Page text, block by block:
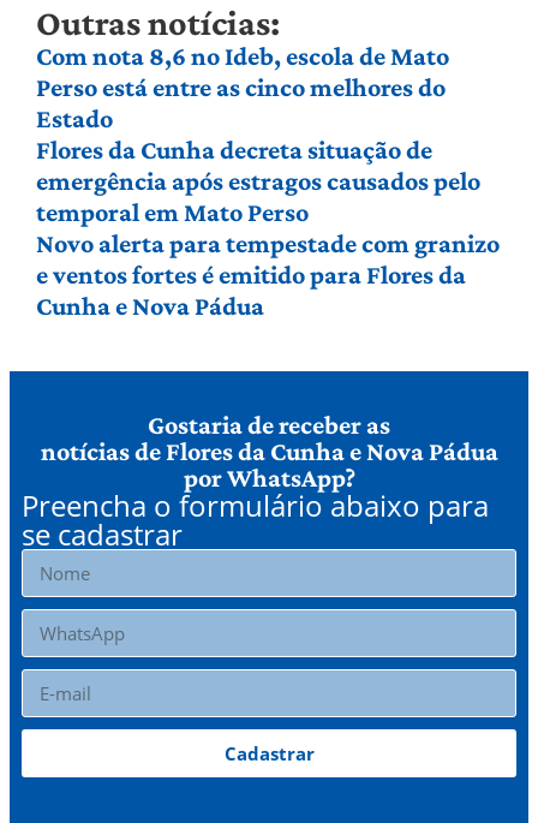
Outras notícias:
Com nota 8,6 no Ideb, escola de Mato
Perso está entre as cinco melhores do
Estado
Flores da Cunha decreta situação de
emergência após estragos causados pelo
temporal em Mato Perso
Novo alerta para tempestade com granizo
e ventos fortes é emitido para Flores da
Cunha e Nova Pádua
Gostaria de receber as
notícias de Flores da Cunha e Nova Pádua
por WhatsApp?
Preencha o formulário abaixo para
se cadastrar
Cadastrar